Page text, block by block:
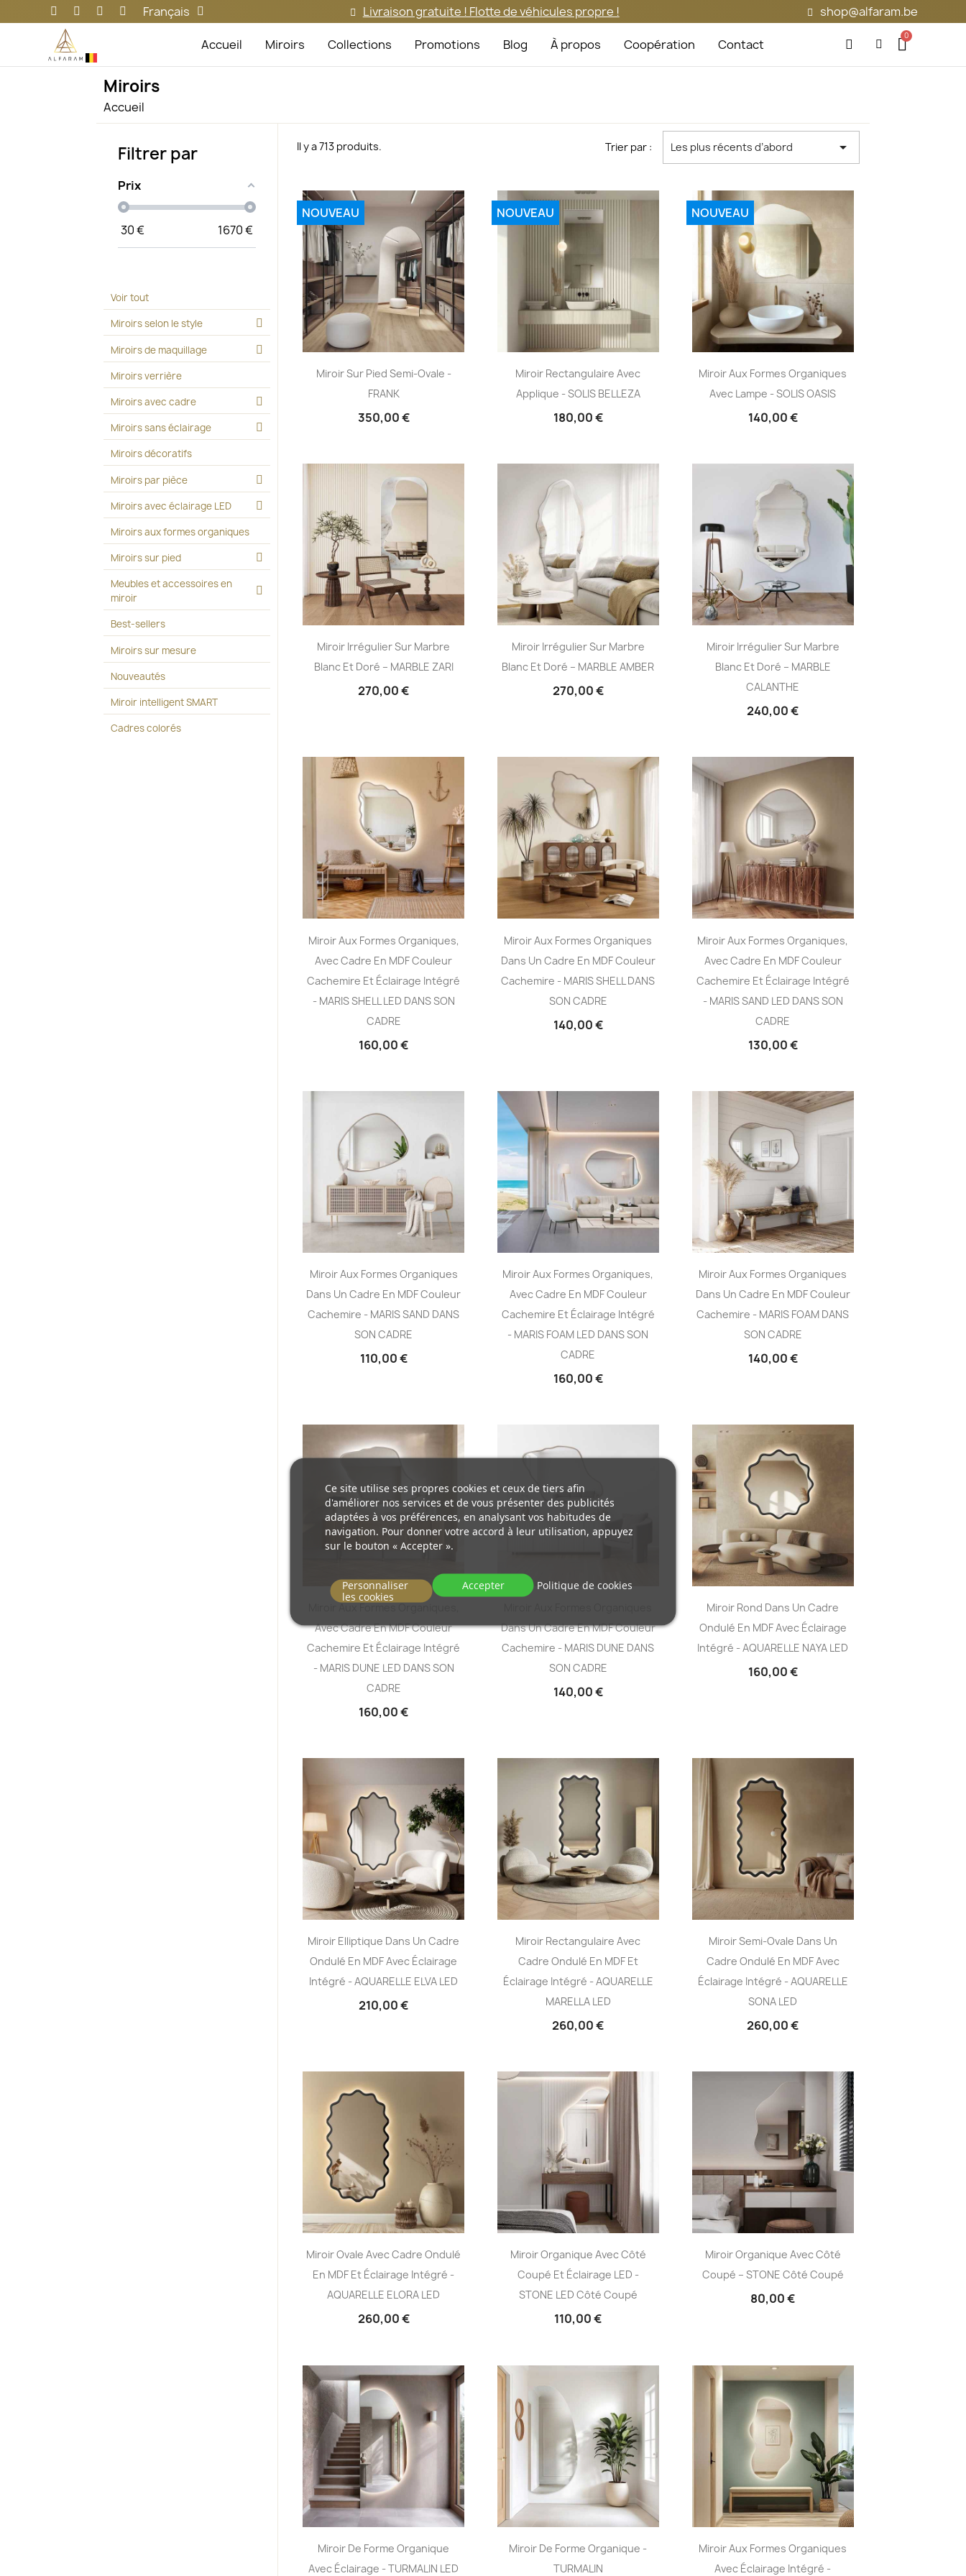
Français Livraison gratuite ! Flotte de véhicules propre ! shop@alfaram.be
Accueil Miroirs Collections Promotions Blog À propos Coopération Contact
Miroirs
Accueil
Filtrer par
Prix
30€ 1670€
Voir tout
Miroirs selon le style
Miroirs de maquillage
Miroirs verrière
Miroirs avec cadre
Miroirs sans éclairage
Miroirs décoratifs
Miroirs par pièce
Miroirs avec éclairage LED
Miroirs aux formes organiques
Miroirs sur pied
Meubles et accessoires en
miroir
Best-sellers
Miroirs sur mesure
Nouveautés
Miroir intelligent SMART
Cadres colorés
Il y a 713 produits. Trier par : Les plus récents d’abord 
Miroir Sur Pied Semi-Ovale -
FRANK
350,00 €
NOUVEAU
Miroir Rectangulaire Avec
Applique - SOLIS BELLEZA
180,00 €
NOUVEAU
Miroir Aux Formes Organiques
Avec Lampe - SOLIS OASIS
140,00 €
NOUVEAU
Miroir Irrégulier Sur Marbre
Blanc Et Doré – MARBLE ZARI
270,00 €
Miroir Irrégulier Sur Marbre
Blanc Et Doré – MARBLE AMBER
270,00 €
Miroir Irrégulier Sur Marbre
Blanc Et Doré – MARBLE
CALANTHE
240,00 €
Miroir Aux Formes Organiques,
Avec Cadre En MDF Couleur
Cachemire Et Éclairage Intégré
- MARIS SHELL LED DANS SON
CADRE
160,00 €
Miroir Aux Formes Organiques
Dans Un Cadre En MDF Couleur
Cachemire - MARIS SHELL DANS
SON CADRE
140,00 €
Miroir Aux Formes Organiques,
Avec Cadre En MDF Couleur
Cachemire Et Éclairage Intégré
- MARIS SAND LED DANS SON
CADRE
130,00 €
Miroir Aux Formes Organiques
Dans Un Cadre En MDF Couleur
Cachemire - MARIS SAND DANS
SON CADRE
110,00 €
Miroir Aux Formes Organiques,
Avec Cadre En MDF Couleur
Cachemire Et Éclairage Intégré
- MARIS FOAM LED DANS SON
CADRE
160,00 €
Miroir Aux Formes Organiques
Dans Un Cadre En MDF Couleur
Cachemire - MARIS FOAM DANS
SON CADRE
140,00 €
Miroir Aux Formes Organiques,
Avec Cadre En MDF Couleur
Cachemire Et Éclairage Intégré
- MARIS DUNE LED DANS SON
CADRE
160,00 €
Dans Un Cadre En MDF Couleur
Cachemire - MARIS DUNE DANS
SON CADRE
140,00 €
Miroir Rond Dans Un Cadre
Ondulé En MDF Avec Éclairage
Intégré - AQUARELLE NAYA LED
160,00 €
Miroir Elliptique Dans Un Cadre
Ondulé En MDF Avec Éclairage
Intégré - AQUARELLE ELVA LED
210,00 €
Miroir Rectangulaire Avec
Cadre Ondulé En MDF Et
Éclairage Intégré - AQUARELLE
MARELLA LED
260,00 €
Miroir Semi-Ovale Dans Un
Cadre Ondulé En MDF Avec
Éclairage Intégré - AQUARELLE
SONA LED
260,00 €
Miroir Ovale Avec Cadre Ondulé
En MDF Et Éclairage Intégré -
AQUARELLE ELORA LED
260,00 €
Miroir Organique Avec Côté
Coupé Et Éclairage LED -
STONE LED Côté Coupé
110,00 €
Miroir Organique Avec Côté
Coupé – STONE Côté Coupé
80,00 €
Miroir De Forme Organique
Avec Éclairage - TURMALIN LED
Miroir De Forme Organique -
TURMALIN
Miroir Aux Formes Organiques
Avec Éclairage Intégré -
Ce site utilise ses propres cookies et ceux de tiers afin
d'améliorer nos services et de vous présenter des publicités
adaptées à vos préférences, en analysant vos habitudes de
navigation. Pour donner votre accord à leur utilisation, appuyez
sur le bouton « Accepter ».
Politique de cookies
Personnaliser
les cookies
Accepter